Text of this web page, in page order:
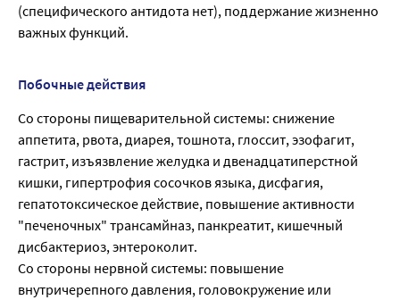
(специфического антидота нет), поддержание жизненно
важных функций.
Побочные действия
Со стороны пищеварительной системы: снижение
аппетита, рвота, диарея, тошнота, глоссит, эзофагит,
гастрит, изъязвление желудка и двенадцатиперстной
кишки, гипертрофия сосочков языка, дисфагия,
гепатотоксическое действие, повышение активности
"печеночных" трансамйназ, панкреатит, кишечный
дисбактериоз, энтероколит.
Со стороны нервной системы: повышение
внутричерепного давления, головокружение или